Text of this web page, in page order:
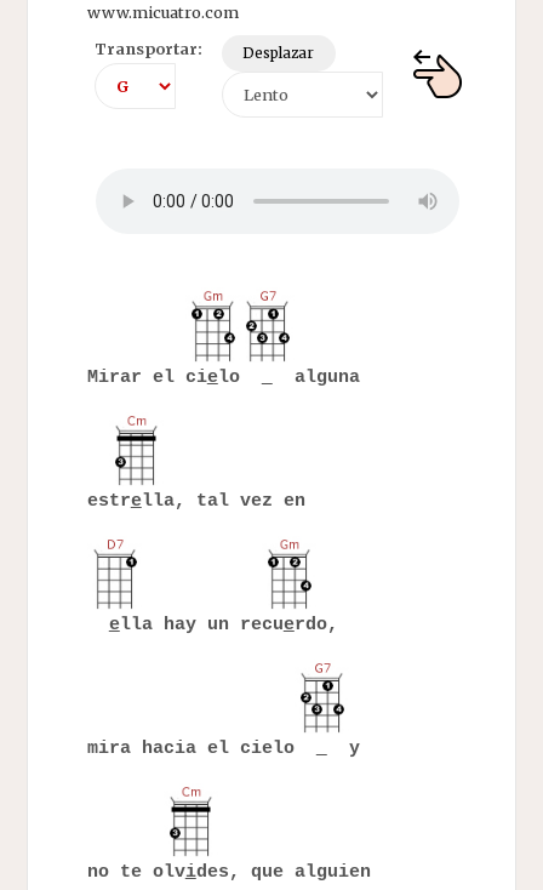
www.micuatro.com
Transportar:
Desplazar
Mirar el cielo alguna
estrella, tal vez en
ella hay un recuerdo,
mira hacia el cielo y
no te olvides, que alguien